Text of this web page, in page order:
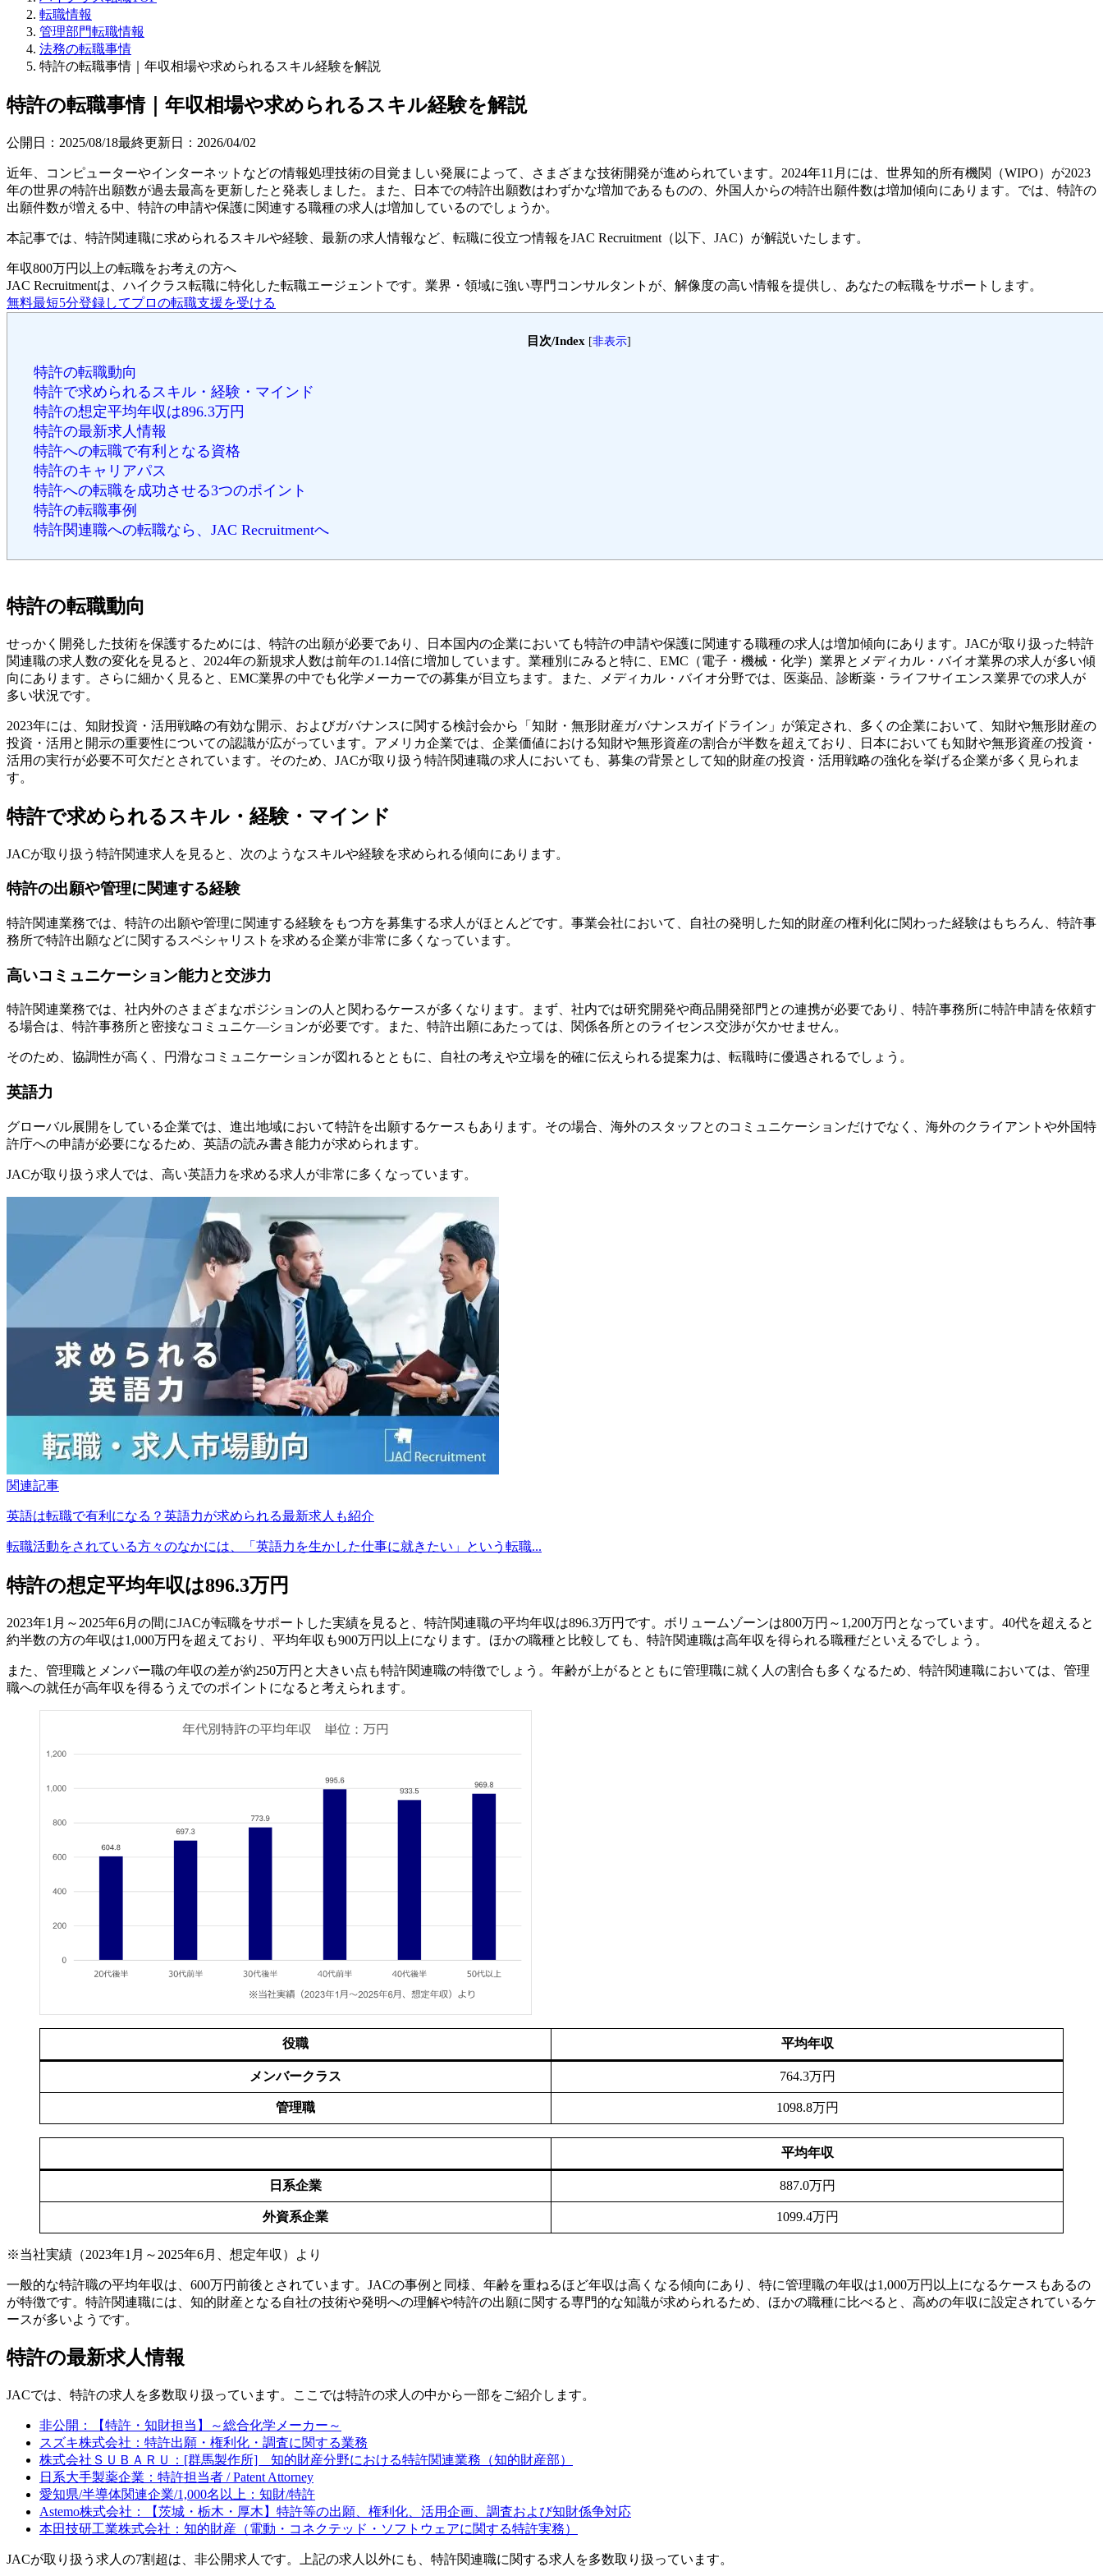
転職情報
管理部門転職情報
法務の転職事情
特許の転職事情｜年収相場や求められるスキル経験を解説
特許の転職事情｜年収相場や求められるスキル経験を解説
公開日： 2025/08/18最終更新日： 2026/04/02
近年、コンピューターやインターネットなどの情報処理技術の目覚ましい発展によって、さまざまな技術開発が進められています。2024年11月には、世界知的所有機関（WIPO）が2023
年の世界の特許出願数が過去最高を更新したと発表しました。また、日本での特許出願数はわずかな増加であるものの、外国人からの特許出願件数は増加傾向にあります。では、特許の
出願件数が増える中、特許の申請や保護に関連する職種の求人は増加しているのでしょうか。
本記事では、特許関連職に求められるスキルや経験、最新の求人情報など、転職に役立つ情報をJAC Recruitment（以下、JAC）が解説いたします。
年収800万円以上の転職をお考えの方へ
JAC Recruitmentは、ハイクラス転職に特化した転職エージェントです。 業界・領域に強い専門コンサルタントが、解像度の高い情報を提供し、あなたの転職をサポートします。
無料最短5分登録してプロの転職支援を受ける
目次/Index [非表示]
特許の転職動向
特許で求められるスキル・経験・マインド
特許の想定平均年収は896.3万円
特許の最新求人情報
特許への転職で有利となる資格
特許のキャリアパス
特許への転職を成功させる3つのポイント
特許の転職事例
特許関連職への転職なら、JAC Recruitmentへ
特許の転職動向
せっかく開発した技術を保護するためには、特許の出願が必要であり、日本国内の企業においても特許の申請や保護に関連する職種の求人は増加傾向にあります。JACが取り扱った特許
関連職の求人数の変化を見ると、2024年の新規求人数は前年の1.14倍に増加しています。業種別にみると特に、EMC（電子・機械・化学）業界とメディカル・バイオ業界の求人が多い傾
向にあります。さらに細かく見ると、EMC業界の中でも化学メーカーでの募集が目立ちます。また、メディカル・バイオ分野では、医薬品、診断薬・ライフサイエンス業界での求人が
多い状況です。
2023年には、知財投資・活用戦略の有効な開示、およびガバナンスに関する検討会から「知財・無形財産ガバナンスガイドライン」が策定され、多くの企業において、知財や無形財産の
投資・活用と開示の重要性についての認識が広がっています。アメリカ企業では、企業価値における知財や無形資産の割合が半数を超えており、日本においても知財や無形資産の投資・
活用の実行が必要不可欠だとされています。そのため、JACが取り扱う特許関連職の求人においても、募集の背景として知的財産の投資・活用戦略の強化を挙げる企業が多く見られま
す。
特許で求められるスキル・経験・マインド
JACが取り扱う特許関連求人を見ると、次のようなスキルや経験を求められる傾向にあります。
特許の出願や管理に関連する経験
特許関連業務では、特許の出願や管理に関連する経験をもつ方を募集する求人がほとんどです。事業会社において、自社の発明した知的財産の権利化に関わった経験はもちろん、特許事
務所で特許出願などに関するスペシャリストを求める企業が非常に多くなっています。
高いコミュニケーション能力と交渉力
特許関連業務では、社内外のさまざまなポジションの人と関わるケースが多くなります。まず、社内では研究開発や商品開発部門との連携が必要であり、特許事務所に特許申請を依頼す
る場合は、特許事務所と密接なコミュニケ―ションが必要です。また、特許出願にあたっては、関係各所とのライセンス交渉が欠かせません。
そのため、協調性が高く、円滑なコミュニケーションが図れるとともに、自社の考えや立場を的確に伝えられる提案力は、転職時に優遇されるでしょう。
英語力
グローバル展開をしている企業では、進出地域において特許を出願するケースもあります。その場合、海外のスタッフとのコミュニケーションだけでなく、海外のクライアントや外国特
許庁への申請が必要になるため、英語の読み書き能力が求められます。
JACが取り扱う求人では、高い英語力を求める求人が非常に多くなっています。
関連記事
英語は転職で有利になる？英語力が求められる最新求人も紹介
転職活動をされている方々のなかには、「英語力を生かした仕事に就きたい」という転職...
特許の想定平均年収は896.3万円
2023年1月～2025年6月の間にJACが転職をサポートした実績を見ると、特許関連職の平均年収は896.3万円です。ボリュームゾーンは800万円～1,200万円となっています。40代を超えると
約半数の方の年収は1,000万円を超えており、平均年収も900万円以上になります。ほかの職種と比較しても、特許関連職は高年収を得られる職種だといえるでしょう。
また、管理職とメンバー職の年収の差が約250万円と大きい点も特許関連職の特徴でしょう。年齢が上がるとともに管理職に就く人の割合も多くなるため、特許関連職においては、管理
職への就任が高年収を得るうえでのポイントになると考えられます。
役職 平均年収
メンバークラス 764.3万円
管理職 1098.8万円
平均年収
日系企業 887.0万円
外資系企業 1099.4万円
※当社実績（2023年1月～2025年6月、想定年収）より
一般的な特許職の平均年収は、600万円前後とされています。JACの事例と同様、年齢を重ねるほど年収は高くなる傾向にあり、特に管理職の年収は1,000万円以上になるケースもあるの
が特徴です。特許関連職には、知的財産となる自社の技術や発明への理解や特許の出願に関する専門的な知識が求められるため、ほかの職種に比べると、高めの年収に設定されているケ
ースが多いようです。
特許の最新求人情報
JACでは、特許の求人を多数取り扱っています。ここでは特許の求人の中から一部をご紹介します。
非公開：【特許・知財担当】～総合化学メーカー～
スズキ株式会社：特許出願・権利化・調査に関する業務
株式会社ＳＵＢＡＲＵ：[群馬製作所] 知的財産分野における特許関連業務（知的財産部）
日系大手製薬企業：特許担当者 / Patent Attorney
愛知県/半導体関連企業/1,000名以上：知財/特許
Astemo株式会社：【茨城・栃木・厚木】特許等の出願、権利化、活用企画、調査および知財係争対応
本田技研工業株式会社：知的財産（電動・コネクテッド・ソフトウェアに関する特許実務）
JACが取り扱う求人の7割超は、非公開求人です。上記の求人以外にも、特許関連職に関する求人を多数取り扱っています。